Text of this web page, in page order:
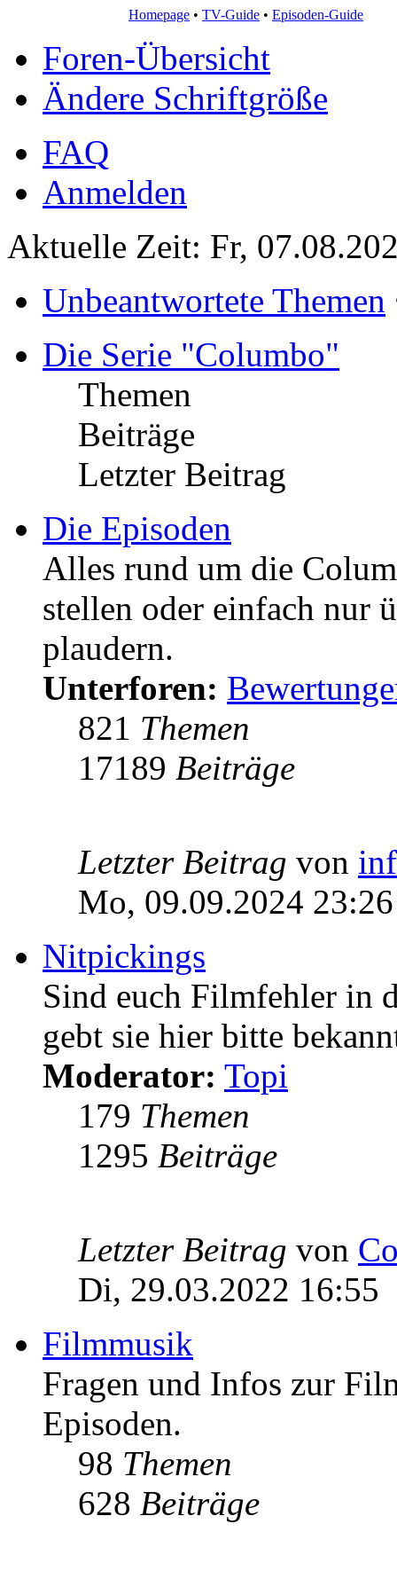
Homepage • TV-Guide • Episoden-Guide
Foren-Übersicht
Ändere Schriftgröße
FAQ
Anmelden
Aktuelle Zeit: Fr,
Unbeantwortete Themen
Die Serie "Columbo"
Themen
Beiträge
Letzter Beitrag
Die Episoden
Alles rund um die
stellen oder einfach nur
plaudern.
Unterforen:
821 Themen
17189 Beiträge
Letzter Beitrag von
Mo, 09.09.2024 23:26
Nitpickings
Sind euch Filmfehler in
gebt sie hier bitte
Moderator: Topi
179 Themen
1295 Beiträge
Letzter Beitrag von
Di, 29.03.2022 16:55
Filmmusik
Fragen und Infos zur
Episoden.
98 Themen
628 Beiträge